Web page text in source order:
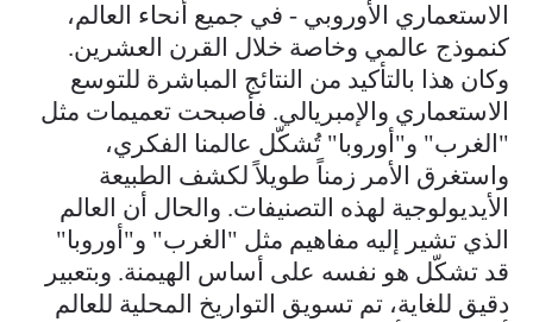
الاستعماري الأوروبي - في جميع أنحاء العالم،
كنموذج عالمي وخاصة خلال القرن العشرين.
وكان هذا بالتأكيد من النتائج المباشرة للتوسع
الاستعماري والإمبريالي. فأصبحت تعميمات مثل
"الغرب" و"أوروبا" تُشكّل عالمنا الفكري،
واستغرق الأمر زمناً طويلاً لكشف الطبيعة
الأيديولوجية لهذه التصنيفات. والحال أن العالم
الذي تشير إليه مفاهيم مثل "الغرب" و"أوروبا"
قد تشكّل هو نفسه على أساس الهيمنة. وبتعبير
دقيق للغاية، تم تسويق التواريخ المحلية للعالم